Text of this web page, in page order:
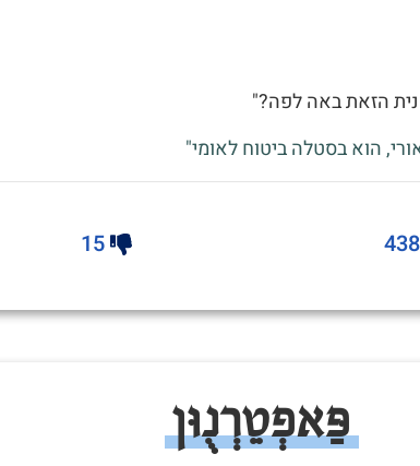
הזאת באה לפה?"
הוא בסטלה ביטוח לאומי"
438
15
פַּאפְטֵרְנֻוּן